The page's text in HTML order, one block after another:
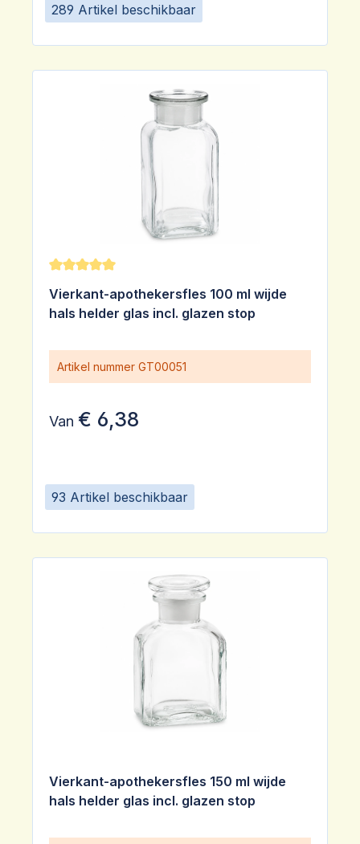
289 Artikel beschikbaar
93 Artikel beschikbaar
Gemiddelde waardering van 5 van 5 sterren
Vierkant-apothekersfles 100 ml wijde
hals helder glas incl. glazen stop
Artikel nummer GT00051
Van € 6,38
Vierkant-apothekersfles 150 ml wijde
hals helder glas incl. glazen stop